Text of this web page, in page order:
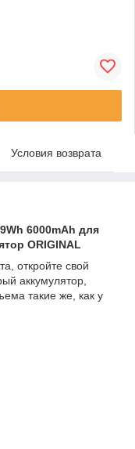
Условия возврата
6000mAh для
ORIGINAL
откройте свой
аккумулятор,
такие же, как у